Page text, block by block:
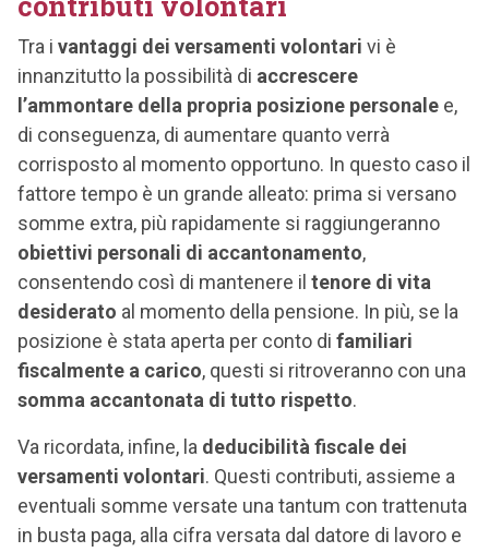
Tra i vantaggi dei versamenti volontari vi è
innanzitutto la possibilità di accrescere
l’ammontare della propria posizione personale e,
di conseguenza, di aumentare quanto verrà
corrisposto al momento opportuno. In questo caso il
fattore tempo è un grande alleato: prima si versano
somme extra, più rapidamente si raggiungeranno
obiettivi personali di accantonamento,
consentendo così di mantenere il tenore di vita
desiderato al momento della pensione. In più, se la
posizione è stata aperta per conto di familiari
fiscalmente a carico, questi si ritroveranno con una
somma accantonata di tutto rispetto.
Va ricordata, infine, la deducibilità fiscale dei
versamenti volontari. Questi contributi, assieme a
eventuali somme versate una tantum con trattenuta
in busta paga, alla cifra versata dal datore di lavoro e